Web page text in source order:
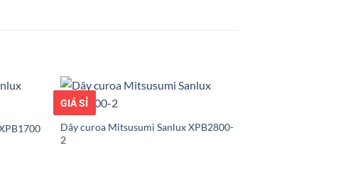
GIÁ TỐT
GIÁ SỈ
Dây curoa Mitsusumi Sanlux XPB2800-
2